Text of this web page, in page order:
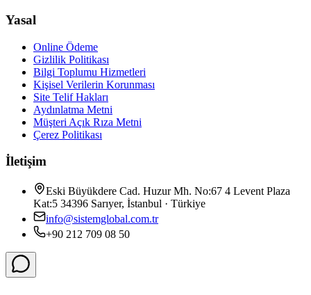
Yasal
Online Ödeme
Gizlilik Politikası
Bilgi Toplumu Hizmetleri
Kişisel Verilerin Korunması
Site Telif Hakları
Aydınlatma Metni
Müşteri Açık Rıza Metni
Çerez Politikası
İletişim
Eski Büyükdere Cad. Huzur Mh. No:67 4 Levent Plaza
Kat:5 34396 Sarıyer, İstanbul · Türkiye
info@sistemglobal.com.tr
+90 212 709 08 50